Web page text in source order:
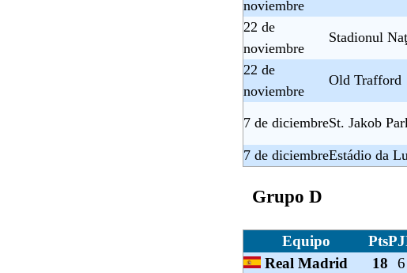
noviembre
22 de
noviembre
Stadionul
22 de
noviembre
Old Trafford
7 de diciembreSt. Jakob
7 de diciembreEstádio da
Grupo D
Equipo PtsPJ
Real Madrid
18 6